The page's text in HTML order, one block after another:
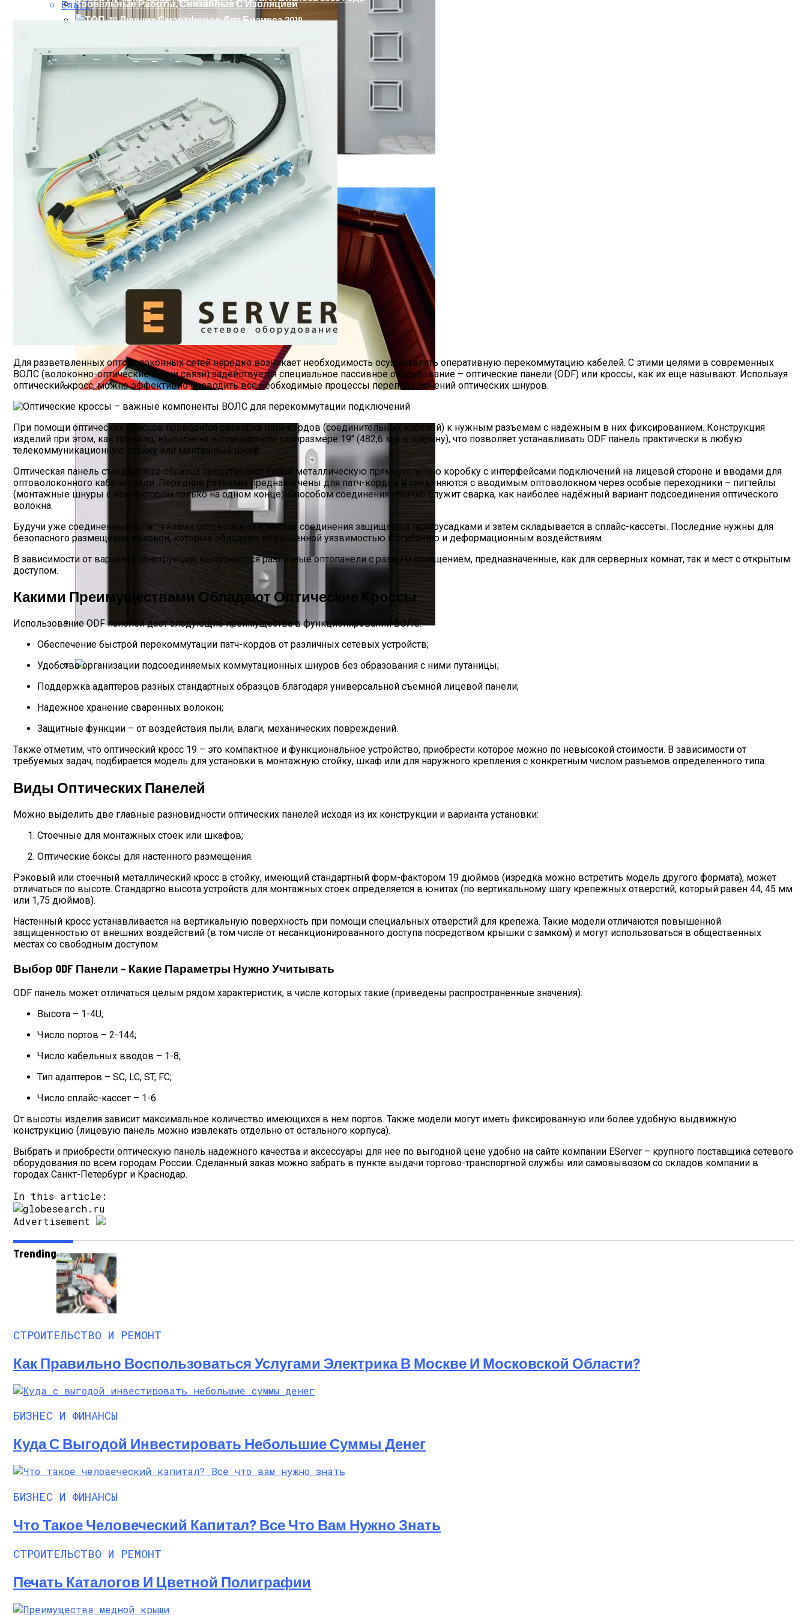
Стальные Двери Ламинат Из Каталога Или Под Заказ От RusstallDoor
Рольставни: Изготовление И Монтаж
Межкомнатные Двери Оптом И В Розницу Со Склада
Выбор И Ремонт Замка Входной Двери В Москве И МО
Кровельные Работы, Связанные С Изоляцией
Email
Для разветвленных оптоволоконных сетей нередко возникает необходимость осуществлять оперативную перекоммутацию кабелей. С этими целями в современных
ВОЛС (волоконно-оптические линии связи) задействуется специальное пассивное оборудование – оптические панели (ODF) или кроссы, как их еще называют. Используя
оптический кросс, можно эффективно проводить все необходимые процессы переподключений оптических шнуров.
При помощи оптических кроссов проводится разводка патч-кордов (соединительных кабелей) к нужным разъемам с надёжным в них фиксированием. Конструкция
изделий при этом, как правило, выполнена в стандартном типоразмере 19″ (482,6 мм в ширину), что позволяет устанавливать ODF панель практически в любую
телекоммуникационную стойку или монтажный шкаф.
Оптическая панель стандартного образца представляет собой металлическую прямоугольную коробку с интерфейсами подключений на лицевой стороне и вводами для
оптоволоконного кабеля сзади. Передние разъемы предназначены для патч-кордов и соединяются с вводимым оптоволокном через особые переходники – пигтейлы
(монтажные шнуры с коннектором только на одном конце). Способом соединения обычно служит сварка, как наиболее надёжный вариант подсоединения оптического
волокна.
Будучи уже соединенным с пигтейлами оптоволокно в местах соединения защищается термоусадками и затем складывается в сплайс-кассеты. Последние нужны для
безопасного размещения волокон, которые обладают повышенной уязвимостью к сгибанию и деформационным воздействиям.
В зависимости от варианта конструкции, выпускаются различные оптопанели с разным оснащением, предназначенные, как для серверных комнат, так и мест с открытым
доступом.
Какими Преимуществами Обладают Оптические Кроссы
Использование ODF панелей дает следующие преимущества в функционировании ВОЛС:
Обеспечение быстрой перекоммутации патч-кордов от различных сетевых устройств;
Удобство организации подсоединяемых коммутационных шнуров без образования с ними путаницы;
Поддержка адаптеров разных стандартных образцов благодаря универсальной съемной лицевой панели;
Надежное хранение сваренных волокон;
Защитные функции – от воздействия пыли, влаги, механических повреждений.
Также отметим, что оптический кросс 19 – это компактное и функциональное устройство, приобрести которое можно по невысокой стоимости. В зависимости от
требуемых задач, подбирается модель для установки в монтажную стойку, шкаф или для наружного крепления с конкретным числом разъемов определенного типа.
Виды Оптических Панелей
Можно выделить две главные разновидности оптических панелей исходя из их конструкции и варианта установки:
Стоечные для монтажных стоек или шкафов;
Оптические боксы для настенного размещения.
Рэковый или стоечный металлический кросс в стойку, имеющий стандартный форм-фактором 19 дюймов (изредка можно встретить модель другого формата), может
отличаться по высоте. Стандартно высота устройств для монтажных стоек определяется в юнитах (по вертикальному шагу крепежных отверстий, который равен 44, 45 мм
или 1,75 дюймов).
Настенный кросс устанавливается на вертикальную поверхность при помощи специальных отверстий для крепежа. Такие модели отличаются повышенной
защищенностью от внешних воздействий (в том числе от несанкционированного доступа посредством крышки с замком) и могут использоваться в общественных
местах со свободным доступом.
Выбор ODF Панели – Какие Параметры Нужно Учитывать
ODF панель может отличаться целым рядом характеристик, в числе которых такие (приведены распространенные значения):
Высота – 1-4U;
Число портов – 2-144;
Число кабельных вводов – 1-8;
Тип адаптеров – SC, LC, ST, FC;
Число сплайс-кассет – 1-6.
От высоты изделия зависит максимальное количество имеющихся в нем портов. Также модели могут иметь фиксированную или более удобную выдвижную
конструкцию (лицевую панель можно извлекать отдельно от остального корпуса).
Выбрать и приобрести оптическую панель надежного качества и аксессуары для нее по выгодной цене удобно на сайте компании EServer – крупного поставщика сетевого
оборудования по всем городам России. Сделанный заказ можно забрать в пункте выдачи торгово-транспортной службы или самовывозом со складов компании в
городах Санкт-Петербург и Краснодар.
In this article:
Advertisement
Trending
СТРОИТЕЛЬСТВО И РЕМОНТ
Как Правильно Воспользоваться Услугами Электрика В Москве И Московской Области?
БИЗНЕС И ФИНАНСЫ
Куда С Выгодой Инвестировать Небольшие Суммы Денег
БИЗНЕС И ФИНАНСЫ
Что Такое Человеческий Капитал? Все Что Вам Нужно Знать
СТРОИТЕЛЬСТВО И РЕМОНТ
Печать Каталогов И Цветной Полиграфии